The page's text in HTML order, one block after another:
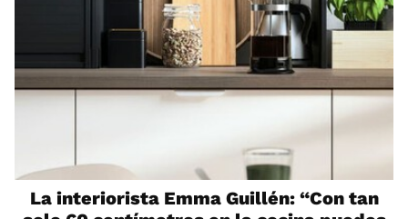
La interiorista Emma Guillén: “Con tan